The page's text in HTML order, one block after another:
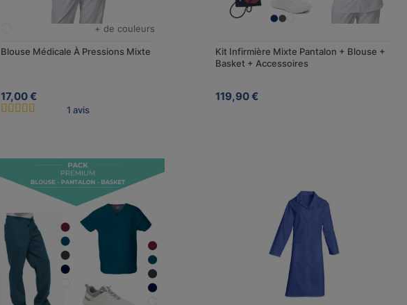
+ de couleurs
Blouse Médicale À Pressions Mixte
17,00 €
1 avis
Kit Infirmière Mixte Pantalon + Blouse +
Basket + Accessoires
119,90 €